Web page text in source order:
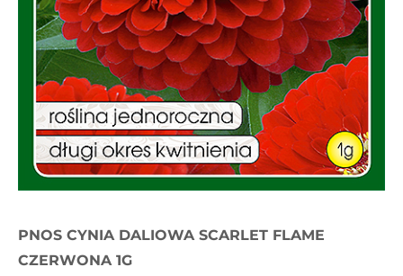
PNOS CYNIA DALIOWA SCARLET FLAME
CZERWONA 1G